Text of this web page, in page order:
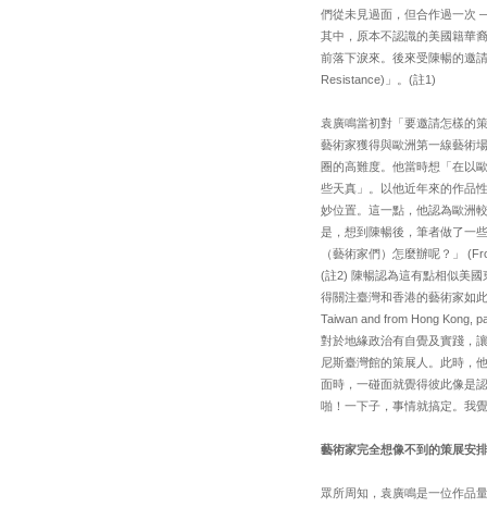
們從未見過面，但合作過一次
其中，原本不認識的美國籍華
前落下淚來。後來受陳暢的邀
Resistance)」。(註1)
袁廣鳴當初對「要邀請怎樣的
藝術家獲得與歐洲第一線藝術
圈的高難度。他當時想「在以
些天真」。以他近年來的作品
妙位置。這一點，他認為歐洲
是，想到陳暢後，筆者做了一
（藝術家們）怎麼辦呢？」
(註2) 陳暢認為這有點相似美
得關注臺灣和香港的藝術家如
Taiwan and from Hong Kong,
對於地緣政治有自覺及實踐，
尼斯臺灣館的策展人。此時，
面時，一碰面就覺得彼此像是
啪！一下子，事情就搞定。我
藝術家完全想像不到的策展安
眾所周知，袁廣鳴是一位作品